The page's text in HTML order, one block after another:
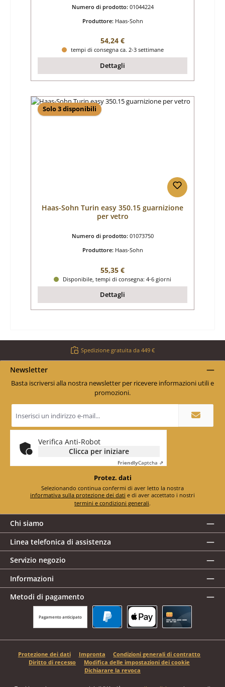
Numero di prodotto: 01044224
Produttore: Haas-Sohn
Prezzo normale:
54,24 €
tempi di consegna ca. 2-3 settimane
Dettagli
Solo 3 disponibili
Haas-Sohn Turin easy 350.15 guarnizione
per vetro
Numero di prodotto: 01073750
Produttore: Haas-Sohn
Prezzo normale:
55,35 €
Disponibile, tempi di consegna: 4-6 giorni
Dettagli
Spedizione gratuita da 449 €
Newsletter
Basta iscriversi alla nostra newsletter per ricevere informazioni utili e
promozioni.
e-
mail
*
Verifica Anti-Robot
Clicca per iniziare
FriendlyCaptcha ⇗
Protez. dati
informativa sulla protezione dei dati
termini e condizioni generali.
Chi siamo
Linea telefonica di assistenza
Servizio negozio
Informazioni
Metodi di pagamento
Pagamento anticipato
Protezione dei dati Impronta
Condizioni generali di contratto
Diritto di recesso
Modifica delle impostazioni dei cookie
Dichiarare la revoca